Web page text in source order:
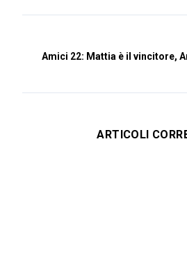
Amici 22: Mattia è il vincitore,
ARTICOLI